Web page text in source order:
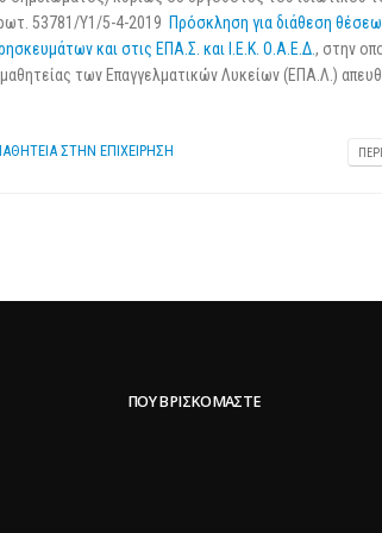
53781/Υ1/5-4-2019 Πρόσκληση για διάθεση
και στις ΕΠΑ.Σ. και Ι.Ε.Κ. Ο.Α.Ε.Δ., στην
των Επαγγελματικών Λυκείων (ΕΠΑ.Λ.)
ΣΤΗΝ ΕΠΙΧΕΙΡΗΣΗ
25 Φεβρουαρίου 2026
ΠΟΥ ΒΡΙΣΚΌΜΑΣΤΕ